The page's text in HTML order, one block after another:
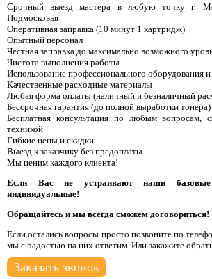
Срочный выезд мастера в любую точку г.
Подмосковья
Оперативная заправка (10 минут 1 картридж)
Опытный персонал
Честная заправка до максимально возможного
Чистота выполнения работы
Использование профессионального оборудования
Качественные расходные материалы
Любая форма оплаты (наличный и безналичный
Бессрочная гарантия (до полной выработки тонера)
Бесплатная консультация по любым вопросам,
техникой
Гибкие цены и скидки
Выезд к заказчику без предоплаты
Мы ценим каждого клиента!
Если Вас не устраивают наши
индивидуальные!
Обращайтесь и мы всегда сможем договориться!
Если остались вопросы просто позвоните по
мы с радостью на них ответим. Или закажите
Заказать звонок